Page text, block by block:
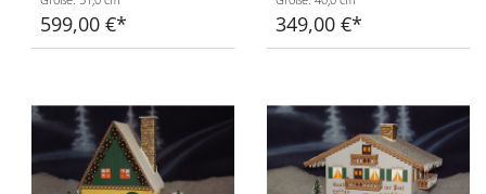
599,00 € 349,00 €